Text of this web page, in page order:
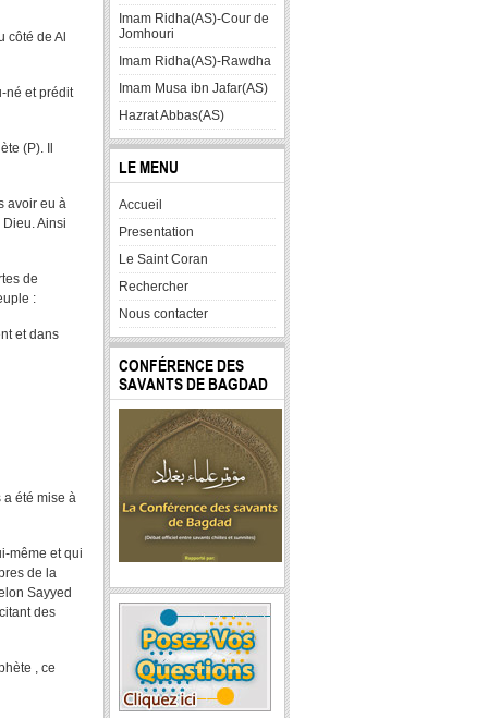
côté de Al
né et prédit
(P). Il
avoir eu à
Ainsi
de
:
et dans
a été mise à
même et qui
de la
Sayyed
des
, ce
Imam Ridha(AS)-Cour de
Jomhouri
Imam Ridha(AS)-Rawdha
Imam Musa ibn Jafar(AS)
Hazrat Abbas(AS)
LE MENU
Accueil
Presentation
Le Saint Coran
Rechercher
Nous contacter
CONFÉRENCE DES
SAVANTS DE BAGDAD